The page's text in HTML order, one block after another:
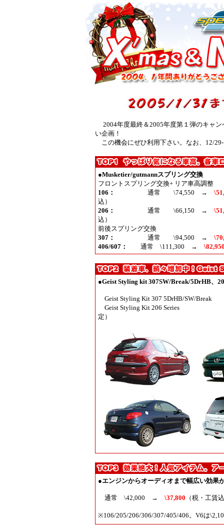
2004年度最終＆2005年度第１弾のキャ
い企画！
この機会にぜひ利用下さい。なお、12/
●Musketier/gutmannスプリング交換
フロントスプリング交換+ リア車高調整
106： 通常 \74,550 →
込 ）
206： 通常 \66,150 →
込 ）
前後スプリング交換
307： 通常 \94,500 →
406/607： 通常 \111,300 →
●Geist Styling kit 307SW/Break/5DrHB、
Geist Styling Kit 307 5DrHB/SW/
Geist Styling Kit 206
定）
●エンジンからオーディオまで幅広い効果
通常 \42,000 → \37,800 （税・工賃
※106/205/206/306/307/405/406。V6は